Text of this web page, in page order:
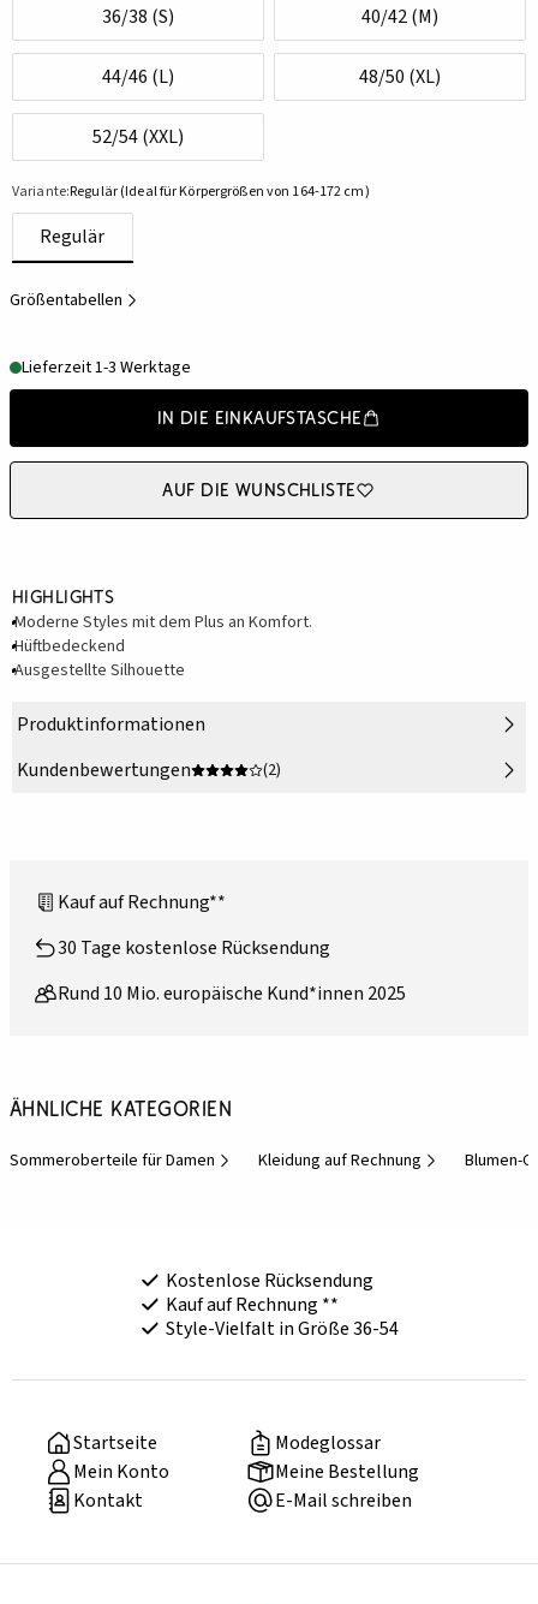
36/38 (S) 40/42 (M)
44/46 (L) 48/50 (XL)
52/54 (XXL)
Variante:Regulär (Ideal für Körpergrößen von 164-172 cm)
Regulär
Größentabellen
Lieferzeit 1-3 Werktage
In die Einkaufstasche
Auf die Wunschliste
Highlights
Moderne Styles mit dem Plus an Komfort.
Hüftbedeckend
Ausgestellte Silhouette
Produktinformationen
Kundenbewertungen
(2)
Kauf auf Rechnung**
30 Tage kostenlose Rücksendung
Rund 10 Mio. europäische Kund*innen 2025
Ähnliche Kategorien
Sommeroberteile für Damen Kleidung auf Rechnung Blumen-
Kostenlose Rücksendung
Kauf auf Rechnung **
Style-Vielfalt in Größe 36-54
Startseite
Modeglossar
Mein Konto
Meine Bestellung
Kontakt
E-Mail schreiben